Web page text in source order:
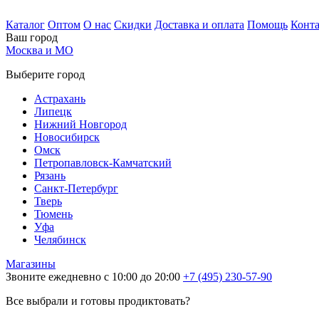
Каталог Оптом О нас Скидки Доставка и оплата Помощь
Ваш город
Москва и МО
Выберите город
Астрахань
Липецк
Нижний Новгород
Новосибирск
Омск
Петропавловск-Камчатский
Рязань
Санкт-Петербург
Тверь
Тюмень
Уфа
Челябинск
Магазины
Звоните ежедневно с 10:00 до 20:00 +7 (495) 230-57-90
Все выбрали и готовы продиктовать?